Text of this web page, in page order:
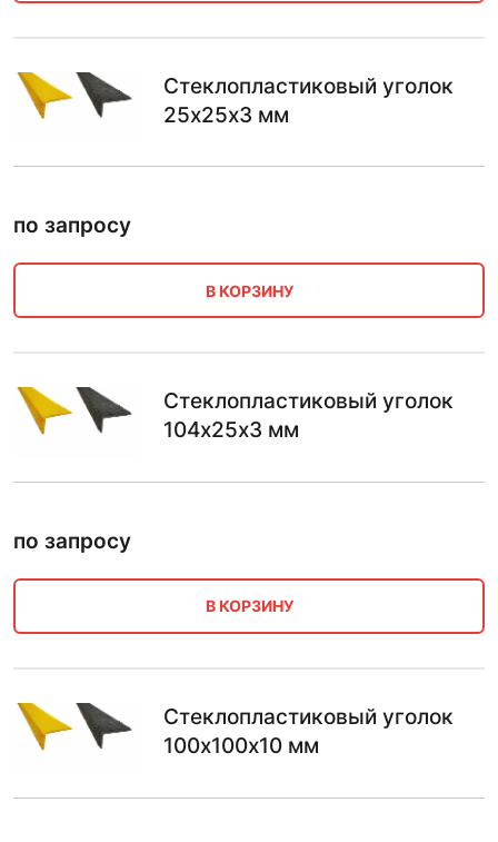
Стеклопластиковый уголок
25х25х3 мм
по запросу
В КОРЗИНУ
Стеклопластиковый уголок
104х25х3 мм
по запросу
В КОРЗИНУ
Стеклопластиковый уголок
100х100х10 мм